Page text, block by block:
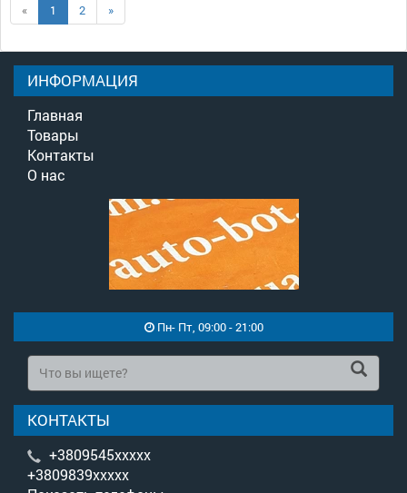
« 1 2 »
ИНФОРМАЦИЯ
Главная
Товары
Контакты
О нас
Пн- Пт, 09:00 - 21:00
КОНТАКТЫ
+3809545xxxxx
+3809839xxxxx